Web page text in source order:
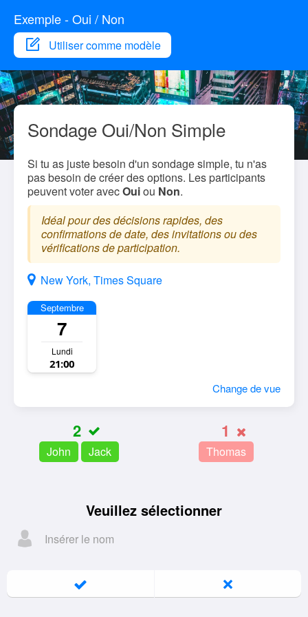
Exemple - Oui / Non
Utiliser comme modèle
Sondage Oui/Non Simple
Si tu as juste besoin d'un sondage simple, tu n'as
pas besoin de créer des options. Les participants
peuvent voter avecOuiou Non.
Idéal pour des décisions rapides, des
confirmations de date, des invitations ou des
vérifications de participation.
New York, Times Square
Septembre
7
Lundi
21:00
Change de vue
2
John Jack
1
Thomas
Veuillez sélectionner